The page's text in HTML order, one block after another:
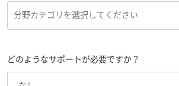
どのようなサポートが必要ですか？